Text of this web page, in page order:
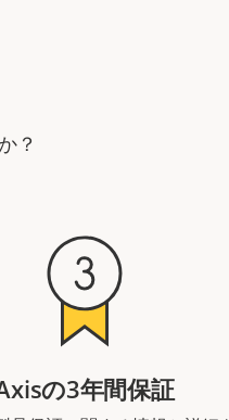
？
の3年間保証